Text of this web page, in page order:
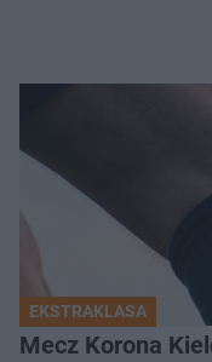
EKSTRAKLASA
Mecz Korona